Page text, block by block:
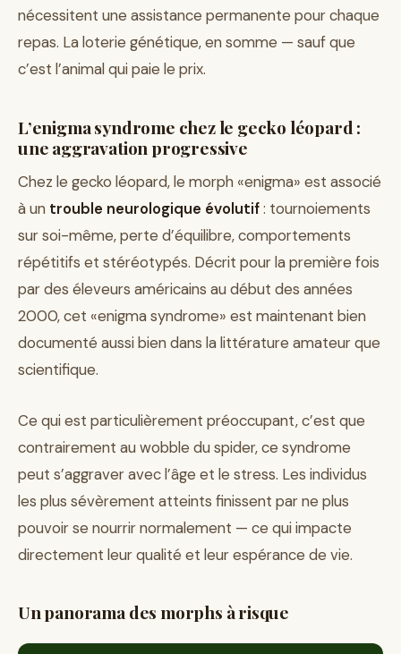
nécessitent une assistance permanente pour chaque
repas. La loterie génétique, en somme — sauf que
c’est l’animal qui paie le prix.
L’enigma syndrome chez le gecko léopard :
une aggravation progressive
Chez le gecko léopard, le morph «enigma» est associé
à un trouble neurologique évolutif: tournoiements
sur soi-même, perte d’équilibre, comportements
répétitifs et stéréotypés. Décrit pour la première fois
par des éleveurs américains au début des années
2000, cet «enigma syndrome» est maintenant bien
documenté aussi bien dans la littérature amateur que
scientifique.
Ce qui est particulièrement préoccupant, c’est que
contrairement au wobble du spider, ce syndrome
peut s’aggraver avec l’âge et le stress. Les individus
les plus sévèrement atteints finissent par ne plus
pouvoir se nourrir normalement — ce qui impacte
directement leur qualité et leur espérance de vie.
Un panorama des morphs à risque